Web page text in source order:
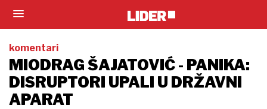
komentari
MIODRAG ŠAJATOVIĆ - PANIKA:
DISRUPTORI UPALI U DRŽAVNI
APARAT